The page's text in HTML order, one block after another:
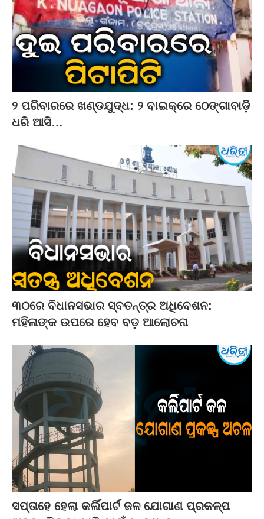
୨ ପରିବାରରେ ଖଣ୍ଡଯୁଦ୍ଧ: ୨ ବାଇକ୍‌ରେ ଠେଙ୍ଗାବାଡ଼ି
ଧରି ଆସି…
୩୦ରେ ବିଧାନସଭାର ସ୍ବତନ୍ତ୍ର ଅଧିବେଶନ:
ମହିଳାଙ୍କ ଉପରେ ହେବ ବଡ଼ ଆଲୋଚନା
ସପ୍ତାହେ ହେଲା କର୍ଲିପାର୍ଟ ଜଳ ଯୋଗାଣ ପ୍ରକଳ୍ପ